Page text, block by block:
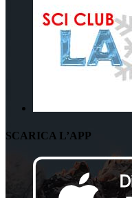
SCARICA L’APP